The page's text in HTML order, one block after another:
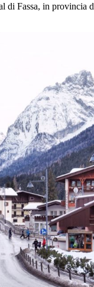
di Fassa, in